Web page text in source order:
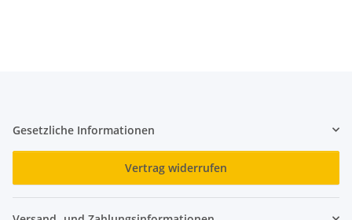
Gesetzliche Informationen
Vertrag widerrufen